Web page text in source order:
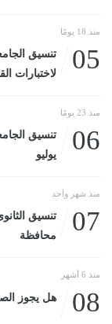
منذ 18 يومًا
05
لاختبارات
منذ 23 يومًا
06
يوليو
منذ شهر واحد
07
محافظة
منذ 6 أشهر
08 هل يجوز